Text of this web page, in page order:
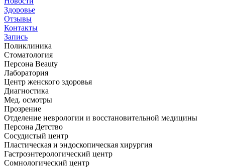
Здоровье
Отзывы
Контакты
Запись
Поликлиника
Стоматология
Персона Beauty
Лаборатория
Центр женского здоровья
Диагностика
Мед. осмотры
Прозрение
Отделение неврологии и восстановительной медицины
Персона Детство
Сосудистый центр
Пластическая и эндоскопическая хирургия
Гастроэнтерологический центр
Сомнологический центр